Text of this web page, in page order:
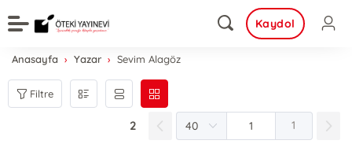
Kaydol
Anasayfa Yazar Sevim Alagöz
Filtre
2 1